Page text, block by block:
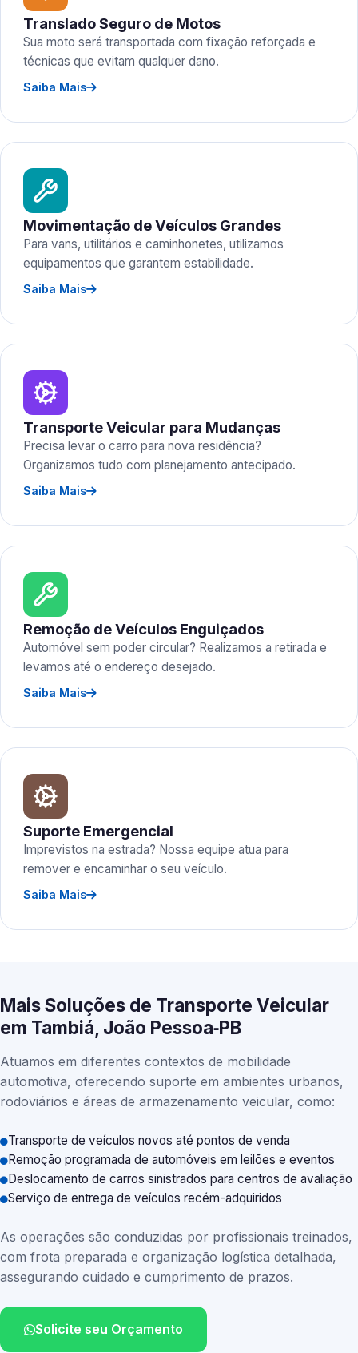
Translado Seguro de Motos
Sua moto será transportada com fixação reforçada e
técnicas que evitam qualquer dano.
Saiba Mais
Movimentação de Veículos Grandes
Para vans, utilitários e caminhonetes, utilizamos
equipamentos que garantem estabilidade.
Saiba Mais
Transporte Veicular para Mudanças
Precisa levar o carro para nova residência?
Organizamos tudo com planejamento antecipado.
Saiba Mais
Remoção de Veículos Enguiçados
Automóvel sem poder circular? Realizamos a retirada e
levamos até o endereço desejado.
Saiba Mais
Suporte Emergencial
Imprevistos na estrada? Nossa equipe atua para
remover e encaminhar o seu veículo.
Saiba Mais
Mais Soluções de Transporte Veicular
em Tambiá, João Pessoa‑PB
Atuamos em diferentes contextos de mobilidade
automotiva, oferecendo suporte em ambientes urbanos,
rodoviários e áreas de armazenamento veicular, como:
Transporte de veículos novos até pontos de venda
Remoção programada de automóveis em leilões e eventos
Deslocamento de carros sinistrados para centros de avaliação
Serviço de entrega de veículos recém-adquiridos
As operações são conduzidas por profissionais treinados,
com frota preparada e organização logística detalhada,
assegurando cuidado e cumprimento de prazos.
Solicite seu Orçamento